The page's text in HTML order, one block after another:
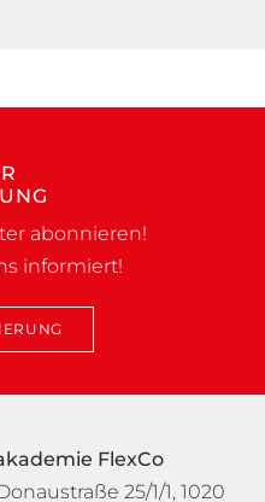
abonnieren!
informiert!
FlexCo
25/1/1, 1020